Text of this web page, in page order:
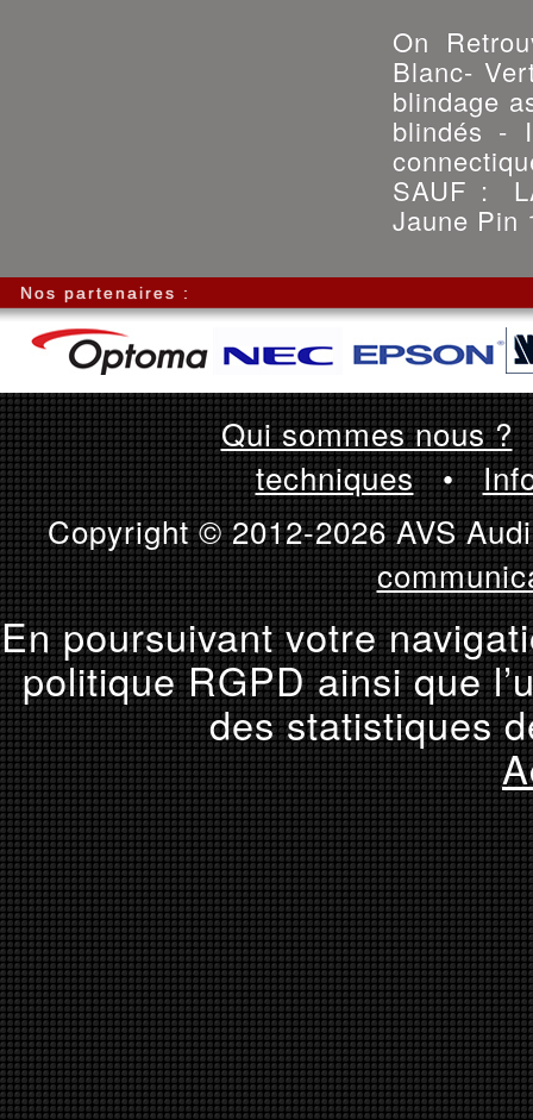
On
Blanc-
blindage
blindés -
SAUF :
Jaune Pin
Nos partenaires :
Qui sommes nous ?
techniques•
Copyright © 2012-2026 AVS
En poursuivant votre
politique RGPD ainsi que
des statistiques